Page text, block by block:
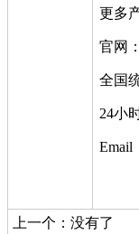
更多
官网：
全国
24小
Email
上一个：没有了